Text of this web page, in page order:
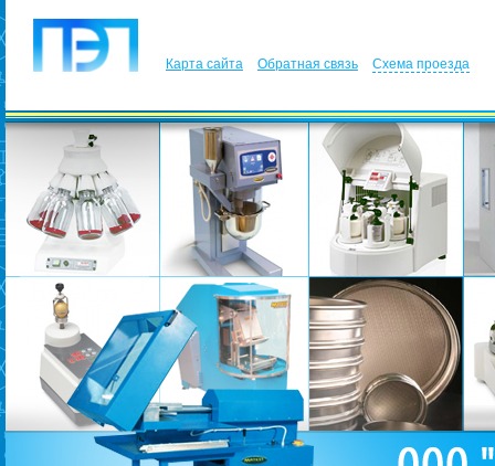
Карта сайта Обратная связь Схема проезда